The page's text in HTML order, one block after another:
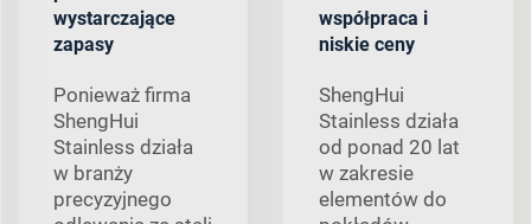
wystarczające
zapasy
Ponieważ firma
ShengHui
Stainless działa
w branży
precyzyjnego
współpraca i
niskie ceny
ShengHui
Stainless działa
od ponad 20 lat
w zakresie
elementów do